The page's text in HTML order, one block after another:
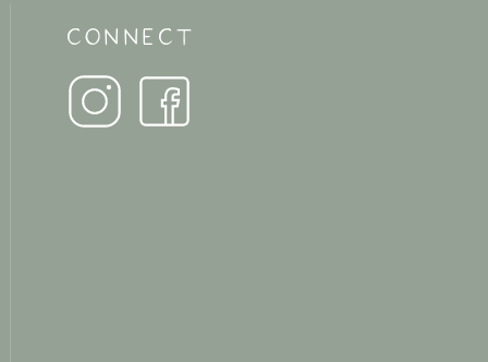
CONNECT